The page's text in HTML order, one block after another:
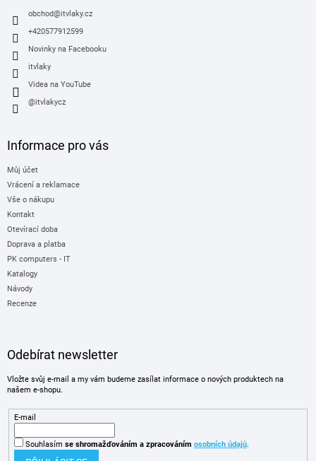
obchod@itvlaky.cz
+420577912599
Novinky na Facebooku
itvlaky
Videa na YouTube
@itvlakycz
Informace pro vás
Můj účet
Vrácení a reklamace
Vše o nákupu
Kontakt
Otevírací doba
Doprava a platba
PK computers - IT
Katalogy
Návody
Recenze
Odebírat newsletter
Vložte svůj e-mail a my vám budeme zasílat informace o nových produktech na
našem e-shopu.
E-mail
Souhlasím se shromažďováním a zpracováním osobních údajů.